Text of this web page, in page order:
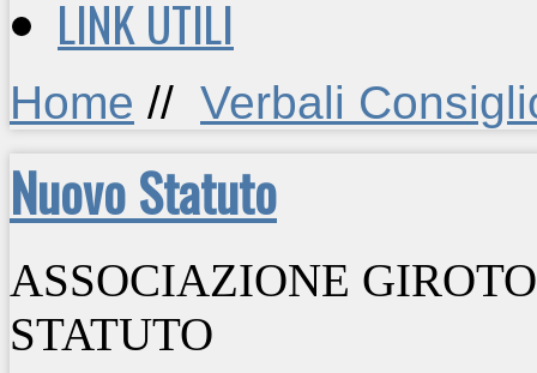
LINK UTILI
Home // Verbali
Nuovo Statuto
ASSOCIAZIONE
STATUTO